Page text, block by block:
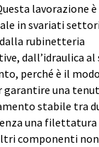
lavorazione è
in svariati
rubinetteria
dall’idraulica
perché è il
garantire una
stabile tra
una filettatura
componenti